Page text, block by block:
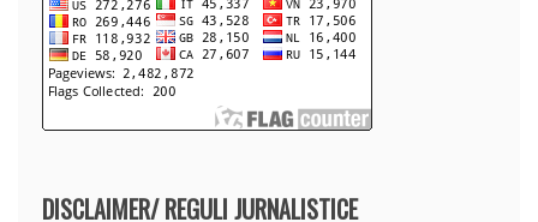
DISCLAIMER/ REGULI JURNALISTICE